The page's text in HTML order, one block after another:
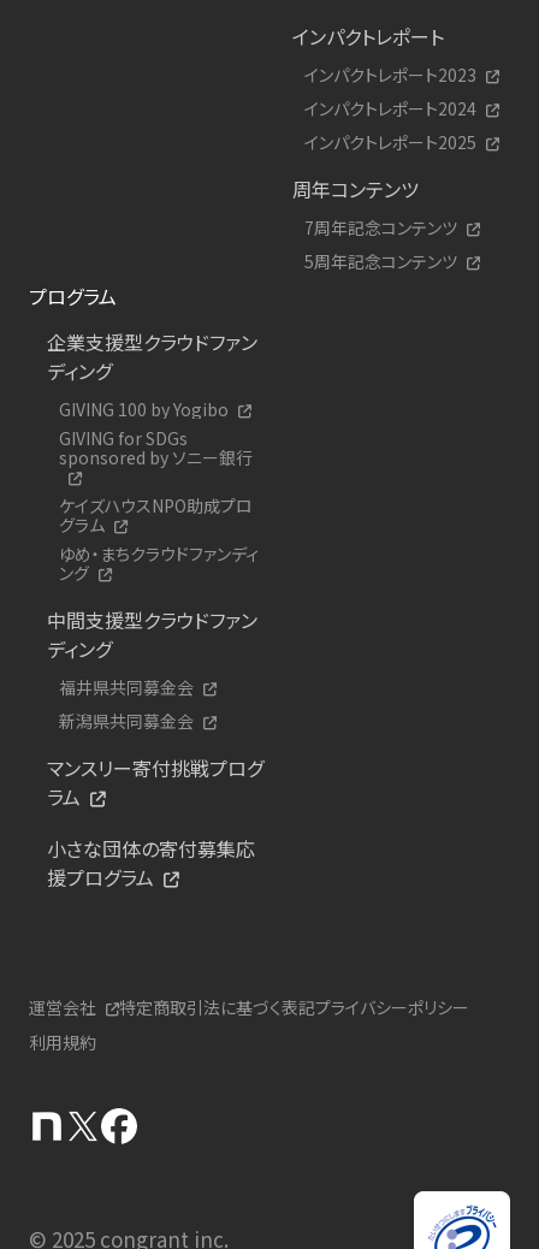
インパクトレポート
インパクトレポート2023
インパクトレポート2024
インパクトレポート2025
周年コンテンツ
7周年記念コンテンツ
5周年記念コンテンツ
プログラム
企業支援型クラウドファン
ディング
GIVING 100 by Yogibo
GIVING for SDGs
sponsored by ソニー銀行
ケイズハウスNPO助成プロ
グラム
ゆめ・まちクラウドファンディ
ング
中間支援型クラウドファン
ディング
福井県共同募金会
新潟県共同募金会
マンスリー寄付挑戦プログ
ラム
小さな団体の寄付募集応
援プログラム
運営会社 特定商取引法に基づく表記プライバシーポリシー
利用規約
© 2025 congrant inc.